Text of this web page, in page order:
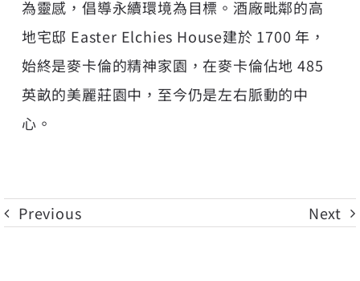
為靈感，倡導永續環境為目標。酒廠毗鄰的高
地宅邸 Easter Elchies House建於 1700 年，
始終是麥卡倫的精神家園，在麥卡倫佔地 485
英畝的美麗莊園中，至今仍是左右脈動的中
心。
Previous Next